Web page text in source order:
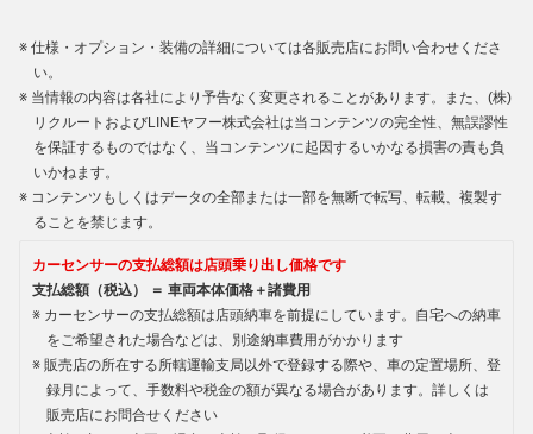
仕様・オプション・装備の詳細については各販売店にお問い合わせくださ
い。
当情報の内容は各社により予告なく変更されることがあります。また、(株)
リクルートおよびLINEヤフー株式会社は当コンテンツの完全性、無誤謬性
を保証するものではなく、当コンテンツに起因するいかなる損害の責も負
いかねます。
コンテンツもしくはデータの全部または一部を無断で転写、転載、複製す
ることを禁じます。
カーセンサーの支払総額は店頭乗り出し価格です
支払総額（税込） ＝ 車両本体価格＋諸費用
カーセンサーの支払総額は店頭納車を前提にしています。自宅への納車
をご希望された場合などは、別途納車費用がかかります
販売店の所在する所轄運輸支局以外で登録する際や、車の定置場所、登
録月によって、手数料や税金の額が異なる場合があります。詳しくは
販売店にお問合せください